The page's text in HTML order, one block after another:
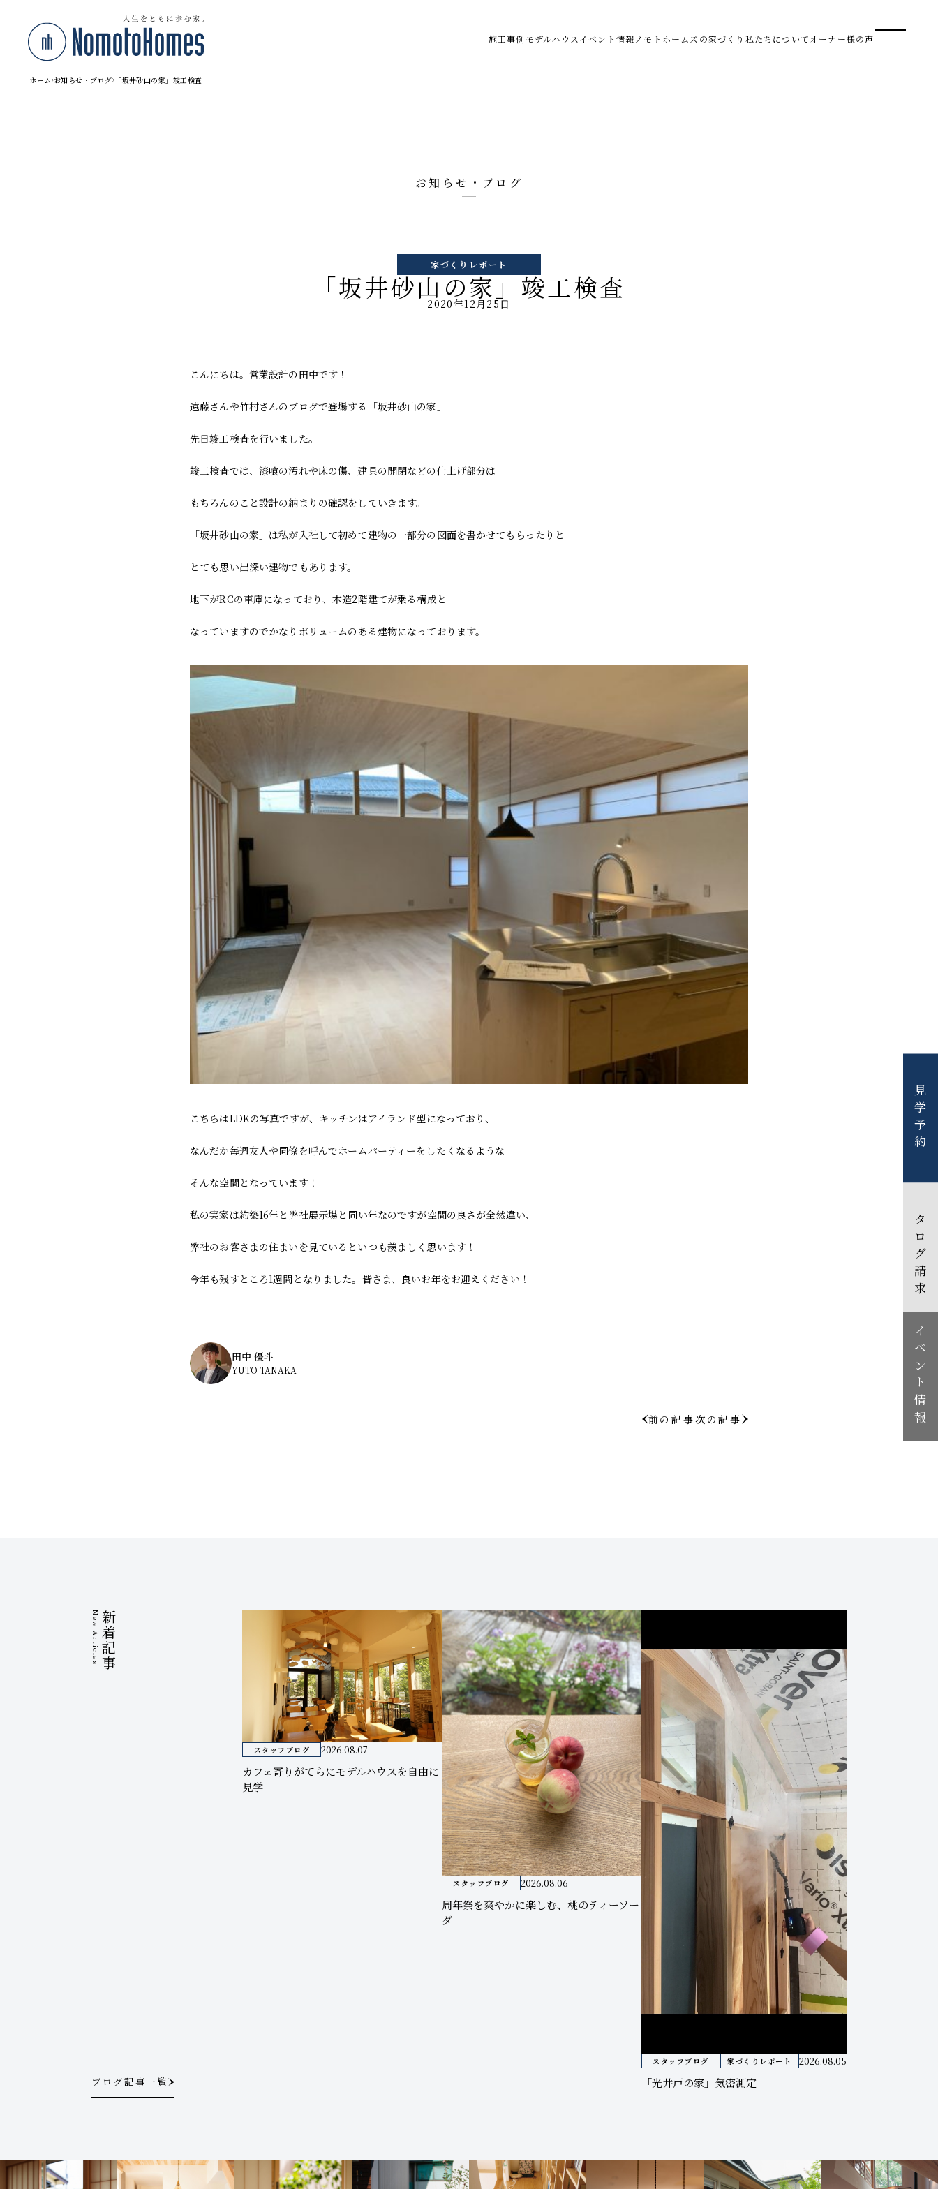
施工事例モデルハウス イベント情報 ノモトホームズの家づくり 私たちについて オーナー様の声
ホーム お知らせ・ブログ 「坂井砂山の家」竣工検査
お知らせ・ブログ
家づくりレポート
「坂井砂山の家」竣工検査
2020年12月25日
こんにちは。営業設計の田中です！
遠藤さんや竹村さんのブログで登場する「坂井砂山の家」
先日竣工検査を行いました。
竣工検査では、漆喰の汚れや床の傷、建具の開閉などの仕上げ部分は
もちろんのこと設計の納まりの確認をしていきます。
「坂井砂山の家」は私が入社して初めて建物の一部分の図面を書かせてもらったりと
とても思い出深い建物でもあります。
地下がRCの車庫になっており、木造2階建てが乗る構成と
なっていますのでかなりボリュームのある建物になっております。
こちらはLDKの写真ですが、キッチンはアイランド型になっており、
なんだか毎週友人や同僚を呼んでホームパーティーをしたくなるような
そんな空間となっています！
私の実家は約築16年と弊社展示場と同い年なのですが空間の良さが全然違い、
弊社のお客さまの住まいを見ているといつも羨ましく思います！
今年も残すところ1週間となりました。皆さま、良いお年をお迎えください！
田中 優斗
YUTO TANAKA
前の記事次の記事
New Articles新着記事
ブログ記事一覧
スタッフブログ 2026.08.07
カフェ寄りがてらにモデルハウスを自由に
見学
スタッフブログ 2026.08.06
周年祭を爽やかに楽しむ、桃のティーソー
ダ
スタッフブログ 家づくりレポート 2026.08.05
「光井戸の家」気密測定
見学予約
カタログ請求
イベント情報